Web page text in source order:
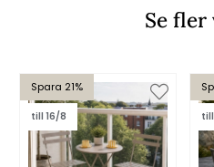
Se
Spara 21%
till 16/8